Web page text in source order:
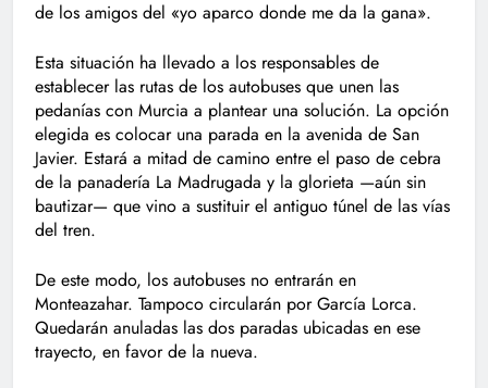
de los amigos del «yo aparco donde me da la gana».
Esta situación ha llevado a los responsables de
establecer las rutas de los autobuses que unen las
pedanías con Murcia a plantear una solución. La opción
elegida es colocar una parada en la avenida de San
Javier. Estará a mitad de camino entre el paso de cebra
de la panadería La Madrugada y la glorieta —aún sin
bautizar— que vino a sustituir el antiguo túnel de las vías
del tren.
De este modo, los autobuses no entrarán en
Monteazahar. Tampoco circularán por García Lorca.
Quedarán anuladas las dos paradas ubicadas en ese
trayecto, en favor de la nueva.